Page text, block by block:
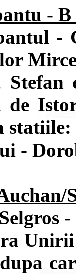
-
-
-